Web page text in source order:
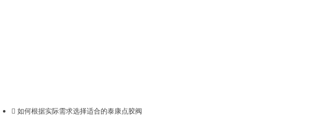
如何根据实际需求选择适合的泰康点胶阀